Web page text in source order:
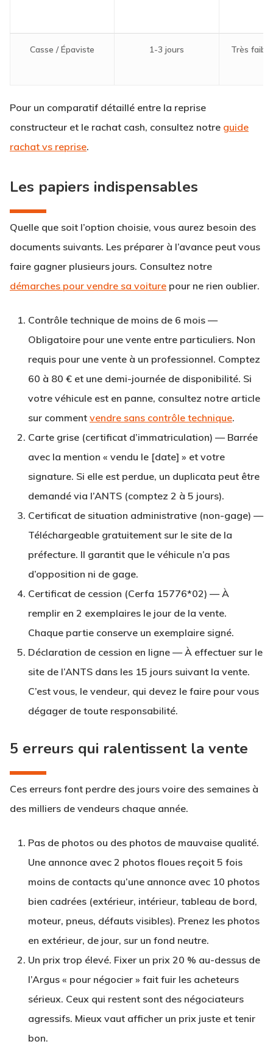
Casse / Épaviste 1-3 jours Très
Pour un comparatif détaillé entre la reprise
constructeur et le rachat cash, consultez notre guide
rachat vs reprise.
Les papiers indispensables
Quelle que soit l’option choisie, vous aurez besoin des
documents suivants. Les préparer à l’avance peut vous
faire gagner plusieurs jours. Consultez notre
démarches pour vendre sa voiture pour ne rien oublier.
Contrôle technique de moins de 6 mois —
Obligatoire pour une vente entre particuliers. Non
requis pour une vente à un professionnel. Comptez
60 à 80 € et une demi-journée de disponibilité. Si
votre véhicule est en panne, consultez notre article
sur comment vendre sans contrôle technique.
Carte grise (certificat d’immatriculation) — Barrée
avec la mention « vendu le [date] » et votre
signature. Si elle est perdue, un duplicata peut être
demandé via l’ANTS (comptez 2 à 5 jours).
Certificat de situation administrative (non-gage) —
Téléchargeable gratuitement sur le site de la
préfecture. Il garantit que le véhicule n’a pas
d’opposition ni de gage.
Certificat de cession (Cerfa 15776*02) — À
remplir en 2 exemplaires le jour de la vente.
Chaque partie conserve un exemplaire signé.
Déclaration de cession en ligne — À effectuer sur le
site de l’ANTS dans les 15 jours suivant la vente.
C’est vous, le vendeur, qui devez le faire pour vous
dégager de toute responsabilité.
5 erreurs qui ralentissent la vente
Ces erreurs font perdre des jours voire des semaines à
des milliers de vendeurs chaque année.
Pas de photos ou des photos de mauvaise qualité.
Une annonce avec 2 photos floues reçoit 5 fois
moins de contacts qu’une annonce avec 10 photos
bien cadrées (extérieur, intérieur, tableau de bord,
moteur, pneus, défauts visibles). Prenez les photos
en extérieur, de jour, sur un fond neutre.
Un prix trop élevé. Fixer un prix 20 % au-dessus de
l’Argus « pour négocier » fait fuir les acheteurs
sérieux. Ceux qui restent sont des négociateurs
agressifs. Mieux vaut afficher un prix juste et tenir
bon.